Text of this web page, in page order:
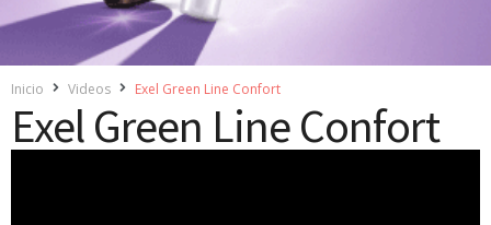
Inicio Videos Exel Green Line Confort
Exel Green Line Confort